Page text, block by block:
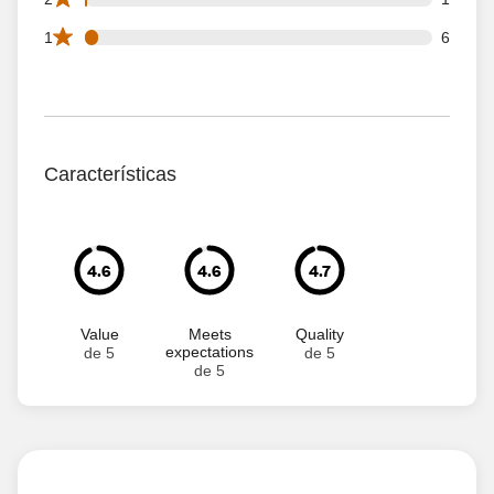
1 6
6 1 star reviews out of 157 reviews
Características
4.6
Value
de 5
4.6
Meets
expectations
de 5
4.7
Quality
de 5